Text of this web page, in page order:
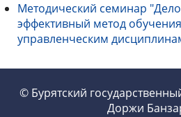
Методический семинар
эффективный метод
управленческим
© Бурятский
Доржи